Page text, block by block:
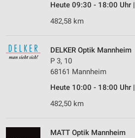
Heute 09:30 - 18:00 Uhr |
482,58 km
DELKER Optik Mannheim
P 3, 10
68161 Mannheim
Heute 10:00 - 18:00 Uhr |
482,50 km
MATT Optik Mannheim